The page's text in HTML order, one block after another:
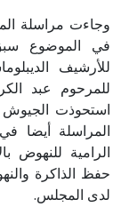
وجاءت مراسلة
في الموضوع
للأرشيف
للمرحوم عبد
المراسلة أيضا
الرامية للنهوض
حفظ الذاكرة
لدى المجلس.